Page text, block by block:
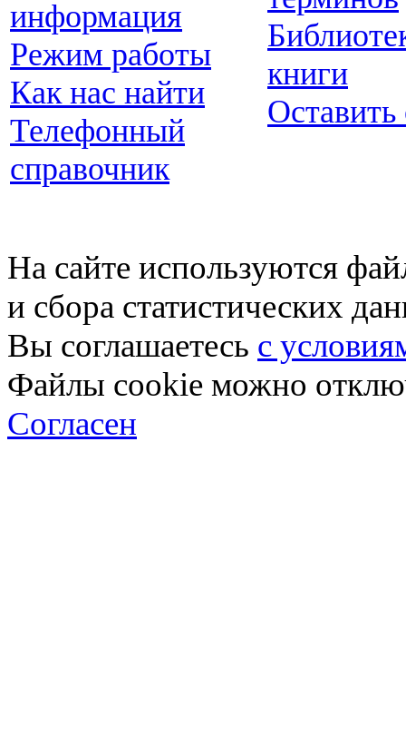
информация
Режим работы
Как нас найти
Телефонный
справочник
книги
Оставить
На сайте используются
и сбора статистических
Вы соглашаетесь с
Файлы cookie можно
Согласен